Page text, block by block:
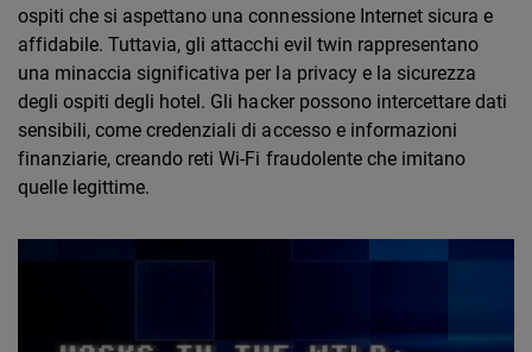
ospiti che si aspettano una connessione Internet sicura e
affidabile. Tuttavia, gli attacchi evil twin rappresentano
una minaccia significativa per la privacy e la sicurezza
degli ospiti degli hotel. Gli hacker possono intercettare dati
sensibili, come credenziali di accesso e informazioni
finanziarie, creando reti Wi-Fi fraudolente che imitano
quelle legittime.